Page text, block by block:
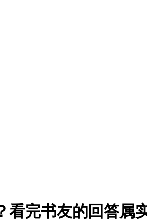
看完书友的回答属